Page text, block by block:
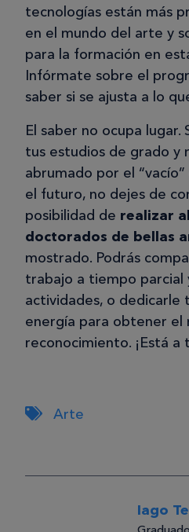
tecnologías están más
en el mundo del arte y
para la formación en
Infórmate sobre el
saber si se ajusta a lo
El saber no ocupa lugar.
tus estudios de grado y
abrumado por el
el futuro, no dejes de
posibilidad de realizar
doctorados de bellas
mostrado. Podrás
trabajo a tiempo parcial
actividades, o dedicarle
energía para obtener el
reconocimiento. ¡Está a
Arte
Iago